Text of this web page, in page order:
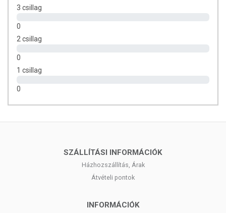
3 csillag
0
2 csillag
0
1 csillag
0
SZÁLLÍTÁSI INFORMÁCIÓK
Házhozszállítás, Árak
Átvételi pontok
INFORMÁCIÓK